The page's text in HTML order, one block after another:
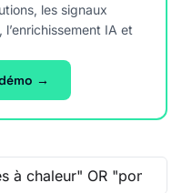
les signaux
IA et
→